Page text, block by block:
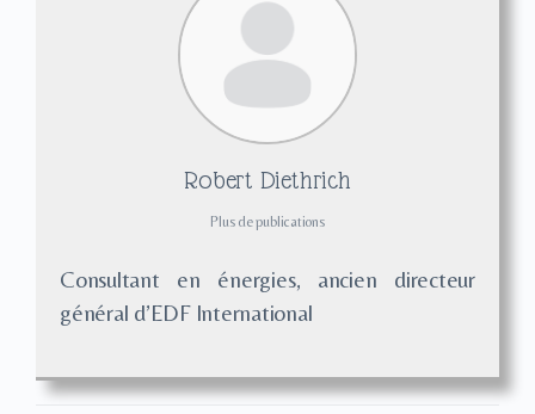
Robert Diethrich
Plus de publications
Consultant en énergies, ancien directeur
général d’EDF International